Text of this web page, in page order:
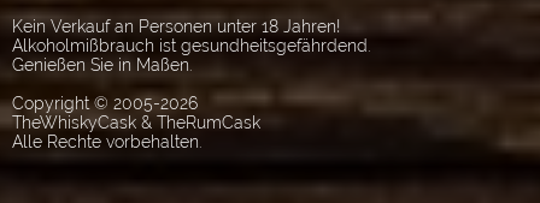
Kein Verkauf an Personen unter 18 Jahren!
Alkoholmißbrauch ist gesundheitsgefährdend.
Genießen Sie in Maßen.
Copyright © 2005-2026
TheWhiskyCask & TheRumCask
Alle Rechte vorbehalten.